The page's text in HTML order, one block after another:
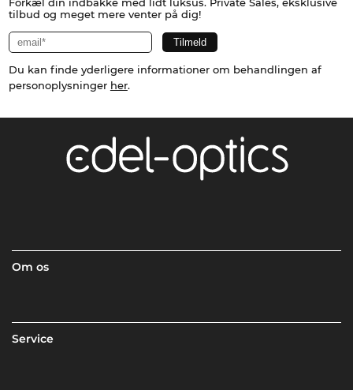
tilbud og meget mere venter på dig!
Du kan finde yderligere informationer om behandlingen af
personoplysninger her.
Om os
Service